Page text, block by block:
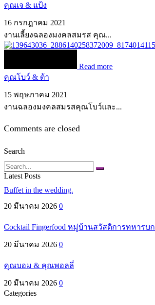
คุณเจ & แป้ง
16 กรกฎาคม 2021
งานเลี้ยงฉลองมงคลสมรส คุณ...
Read more
คุณโบว์ & ต้า
15 พฤษภาคม 2021
งานฉลองมงคลสมรสคุณโบว์และ...
Comments are closed
Search
Search
Latest Posts
Buffet in the wedding.
20 มีนาคม 2026 0
Cocktail Fingerfood หมู่บ้านสวัสดิการทหารบก
20 มีนาคม 2026 0
คุณบอม & คุณพอลลี่
20 มีนาคม 2026 0
Categories